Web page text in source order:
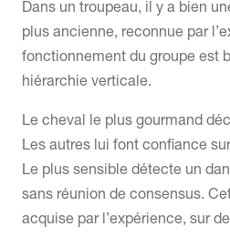
Dans un troupeau, il y a bien
plus ancienne, reconnue par
fonctionnement du groupe est
hiérarchie verticale.
Le cheval le plus gourmand
Les autres lui font confiance
Le plus sensible détecte un
sans réunion de consensus.
acquise par l’expérience, sur